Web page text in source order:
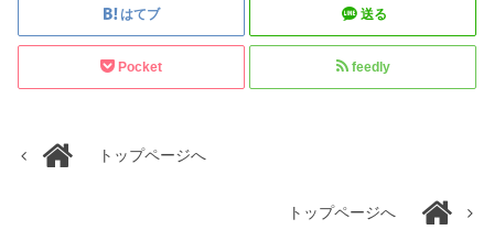
はてブ 送る
Pocket feedly
トップページへ
トップページへ